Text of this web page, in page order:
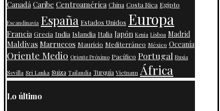
Canadá Caribe Centroamérica China Costa Rica Egipto
Escandinavia España Estados Unidos Europa
Francia Grecia India Islandia Italia Japón Kenia Lisboa Madrid
Maldivas Marruecos Mauricio Mediterráneo México Oceanía
Oriente Medio Oriente Próximo Pacífico Portugal Rusia
Sevilla Sri Lanka Suiza Tailandia Turquía Vietnam África
Lo último